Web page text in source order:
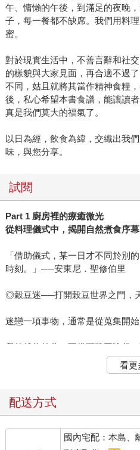
午、慵懶的午後，到滿足的夜晚
子，每一餐都不缺席。我們用料
蜜。
對於現實生活中，不善言辭和社
的樣貌與大家見面，再合適不過
不同，姑且就將其當作精神食糧
後，私心希望本書食譜，能讓讀
真是我們莫大的福氣了。
以日為經，飲食為緯，交織出我
味，與您分享。
試閱
Part 1 廚房裡的療癒微光
從料理儀式中，揭開自然煮食序幕
「借助儀式，某一日才不同於別
時刻。」──安東尼．聖修伯里
◎穀豆迷──打開榖豆世界之門，
迷戀一項事物，通常是從蒐集開始
我的穀物啟蒙，要從西雅圖說起
對食物與身心之間的關係興味濃
中，獲得極大益處的我，感到求
長壽飲食法）。源自於東方傳統
這種以全穀物、蔬菜、湯和豆類
看更
配送方式
國內宅配：本島、